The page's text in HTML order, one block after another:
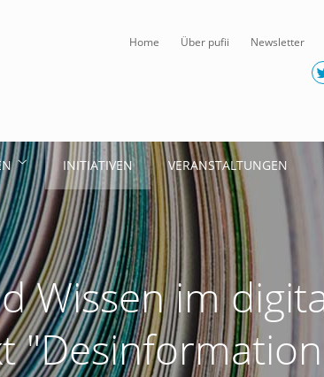
Newsletter
Über pufii
Home
INITIATIVEN VERANSTALTUNGEN
Wissen im